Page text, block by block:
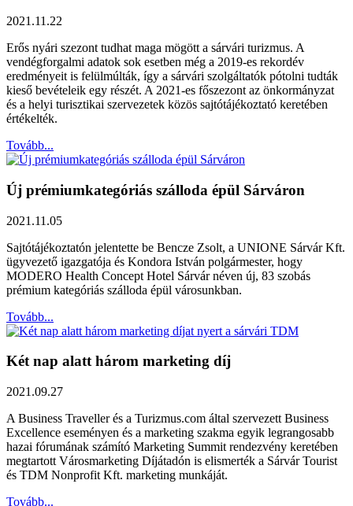
2021.11.22
Erős nyári szezont tudhat maga mögött a sárvári turizmus. A
vendégforgalmi adatok sok esetben még a 2019-es rekordév
eredményeit is felülmúlták, így a sárvári szolgáltatók pótolni tudták
kieső bevételeik egy részét. A 2021-es főszezont az önkormányzat
és a helyi turisztikai szervezetek közös sajtótájékoztató keretében
értékelték.
Tovább...
Új prémiumkategóriás szálloda épül Sárváron
2021.11.05
Sajtótájékoztatón jelentette be Bencze Zsolt, a UNIONE Sárvár Kft.
ügyvezető igazgatója és Kondora István polgármester, hogy
MODERO Health Concept Hotel Sárvár néven új, 83 szobás
prémium kategóriás szálloda épül városunkban.
Tovább...
Két nap alatt három marketing díj
2021.09.27
A Business Traveller és a Turizmus.com által szervezett Business
Excellence eseményen és a marketing szakma egyik legrangosabb
hazai fórumának számító Marketing Summit rendezvény keretében
megtartott Városmarketing Díjátadón is elismerték a Sárvár Tourist
és TDM Nonprofit Kft. marketing munkáját.
Tovább...